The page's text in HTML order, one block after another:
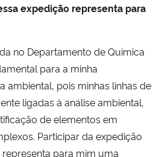
expedição representa para
no Departamento de Química
para a minha
ambiental, pois minhas linhas de
ligadas à análise ambiental,
de elementos em
Participar da expedição
representa para mim uma